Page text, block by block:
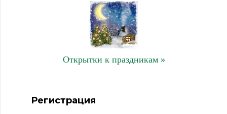
Открытки к праздникам »
Регистрация